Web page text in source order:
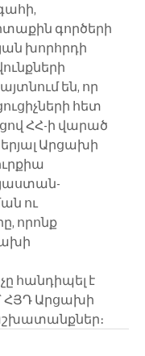
գործերի
խորհրդի
են, որ
հետ
ՀՀ-ի վարած
Արցախի
ու
որոնք
հանդիպել է
ՀՅԴ Արցախի